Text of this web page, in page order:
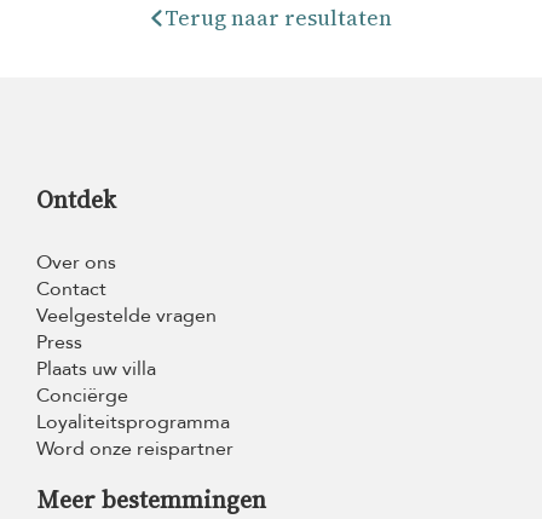
Terug naar resultaten
Ontdek
Over ons
Contact
Veelgestelde vragen
Press
Plaats uw villa
Conciërge
Loyaliteitsprogramma
Word onze reispartner
Meer bestemmingen